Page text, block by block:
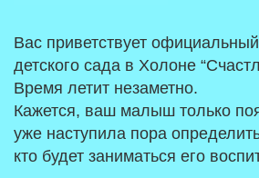
Вас приветствует
детского сада в Холоне
Время летит незаметно.
Кажется, ваш малыш только
уже наступила пора
кто будет заниматься его